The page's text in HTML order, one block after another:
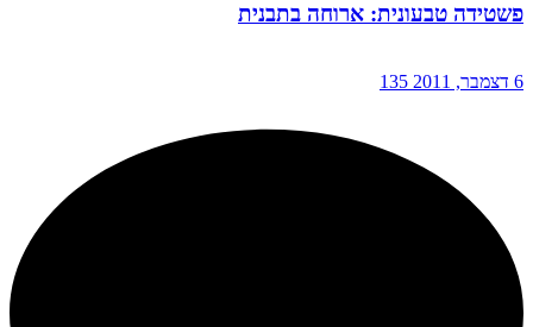
פשטידה טבעונית: ארוחה בתבנית
6 דצמבר, 2011 135